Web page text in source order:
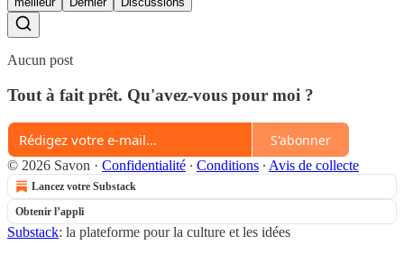
Aucun post
Tout à fait prêt. Qu'avez-vous pour moi ?
S'abonner
© 2026 Savon · Confidentialité ∙ Conditions ∙ Avis de collecte
Lancez votre Substack
Obtenir l’appli
Substack: la plateforme pour la culture et les idées